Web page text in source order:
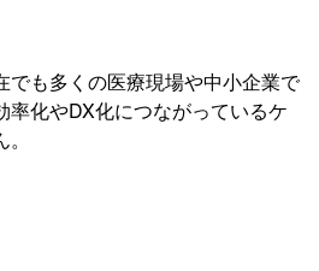
でも多くの医療現場や中小企業で
率化やDX化につながっているケ